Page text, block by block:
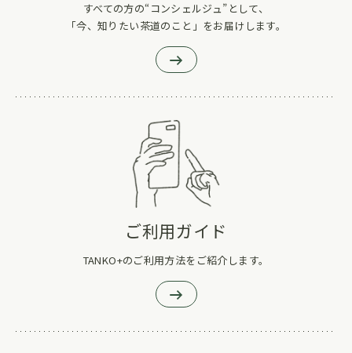
すべての方の“コンシェルジュ”として、
「今、知りたい茶道のこと」をお届けします。
ご利用ガイド
TANKO+のご利用方法をご紹介します。